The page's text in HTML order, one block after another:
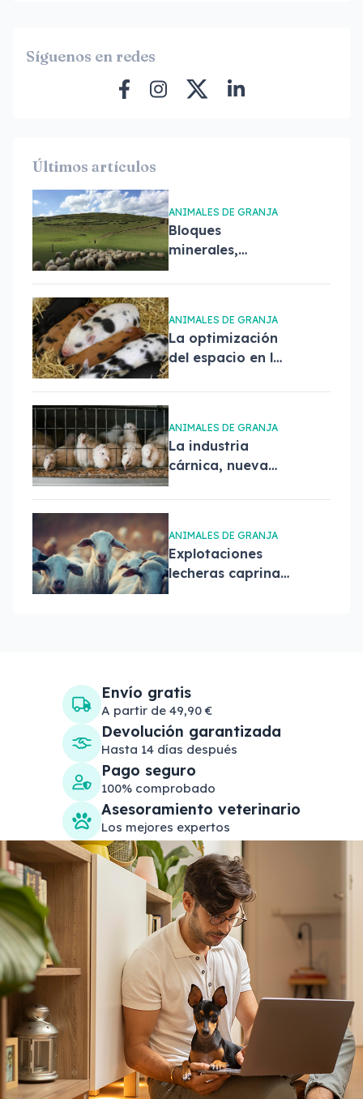
Síguenos en redes
Últimos artículos
ANIMALES DE GRANJA
Bloques
minerales,
bienestar de tu
ANIMALES DE GRANJA
La optimización
del espacio en la
porcina, un éxito
ANIMALES DE GRANJA
La industria
cárnica, nueva
evolución
ANIMALES DE GRANJA
Explotaciones
lecheras caprinas
Envío gratis
A partir de 49,90 €
Devolución garantizada
Hasta 14 días después
Pago seguro
100% comprobado
Asesoramiento veterinario
Los mejores expertos
Search products